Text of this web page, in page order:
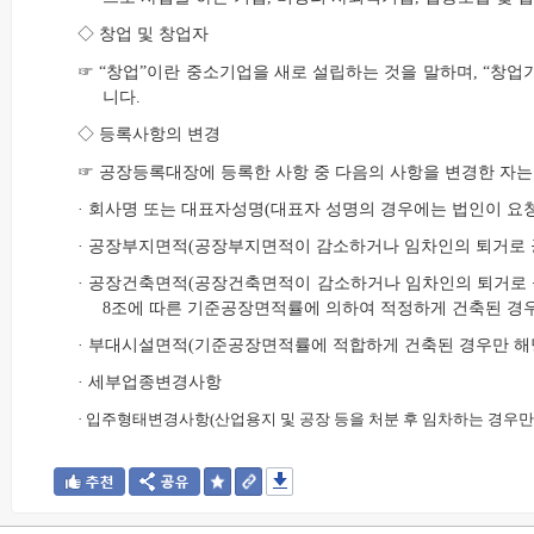
◇ 창업 및 창업자
☞ “창업”이란 중소기업을 새로 설립하는 것을 말하며, “창
니다.
◇ 등록사항의 변경
☞ 공장등록대장에 등록한 사항 중 다음의 사항을 변경한 자
· 회사명 또는 대표자성명(대표자 성명의 경우에는 법인이 요
· 공장부지면적(공장부지면적이 감소하거나 임차인의 퇴거
· 공장건축면적(공장건축면적이 감소하거나 임차인의 퇴거
8조에 따른 기준공장면적률에 의하여 적정하게 건축된 경
· 부대시설면적(기준공장면적률에 적합하게 건축된 경우만 해
· 세부업종변경사항
· 입주형태변경사항(산업용지 및 공장 등을 처분 후 임차하는 경우